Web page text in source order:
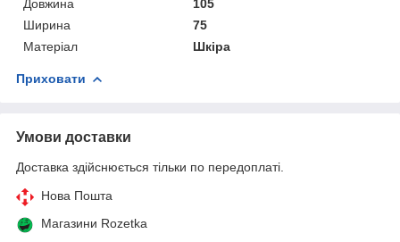
Довжина
105
Ширина
75
Матеріал
Шкіра
Приховати
Умови доставки
Доставка здійснюється тільки по передоплаті.
Нова Пошта
Магазини Rozetka